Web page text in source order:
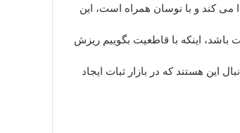
می کند و با نوسان همراه است، این
باشد، اینکه با قاطعیت بگوییم ریزش
این هستند که در بازار ثبات ایجاد